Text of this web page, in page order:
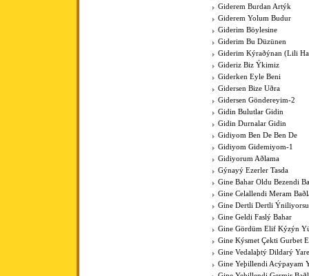
Giderem Burdan Artýk
Giderem Yolum Budur
Giderim Böylesine
Giderim Bu Düzünen
Giderim Kýraðýnan (Lili
Gideriz Biz Ýkimiz
Giderken Eyle Beni
Gidersen Bize Uðra
Gidersen Göndereyim-2
Gidin Bulutlar Gidin
Gidin Durnalar Gidin
Gidiyom Ben De Ben De
Gidiyom Gidemiyom-1
Gidiyorum Aðlama
Gýnayý Ezerler Tasda
Gine Bahar Oldu Bezendi
Gine Celallendi Meram
Gine Dertli Dertli
Gine Geldi Faslý Bahar
Gine Gördüm Elif Kýzýn
Gine Kýsmet Çekti Gurbet
Gine Vedalaþtý Dildarý
Gine Yeþillendi Acýpayam